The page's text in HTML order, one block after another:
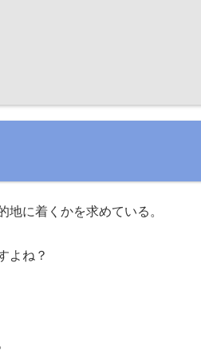
に着くかを求めている。
よね？